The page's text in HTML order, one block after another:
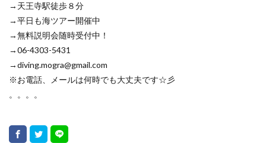
→天王寺駅徒歩８分
→平日も海ツアー開催中
→無料説明会随時受付中！
→06-4303-5431
→diving.mogra@gmail.com
※お電話、メールは何時でも大丈夫です☆彡
。。。。